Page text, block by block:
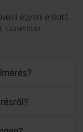
egyéni erősítő
szakember